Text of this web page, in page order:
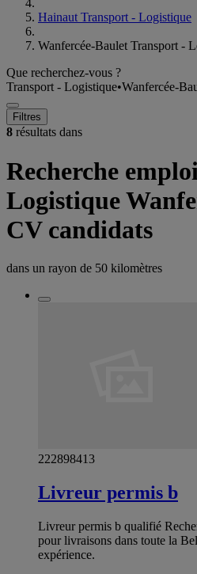
Hainaut Transport - Logistique
Wanfercée-Baulet Transport -
Que recherchez-vous ?
Transport - Logistique•Wanfercée-
Filtres
8 résultats dans
Recherche
Logistique
CV candidats
dans un rayon de 50 kilomètres
222898413
Livreur permis b
Livreur permis b qualifié
pour livraisons dans toute la
expérience.